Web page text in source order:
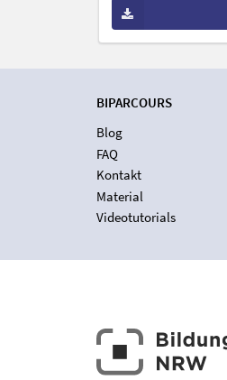
BIPARCOURS
Blog
FAQ
Kontakt
Material
Videotutorials